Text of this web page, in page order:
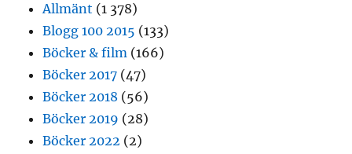
Allmänt (1 378)
Blogg 100 2015 (133)
Böcker & film (166)
Böcker 2017 (47)
Böcker 2018 (56)
Böcker 2019 (28)
Böcker 2022 (2)